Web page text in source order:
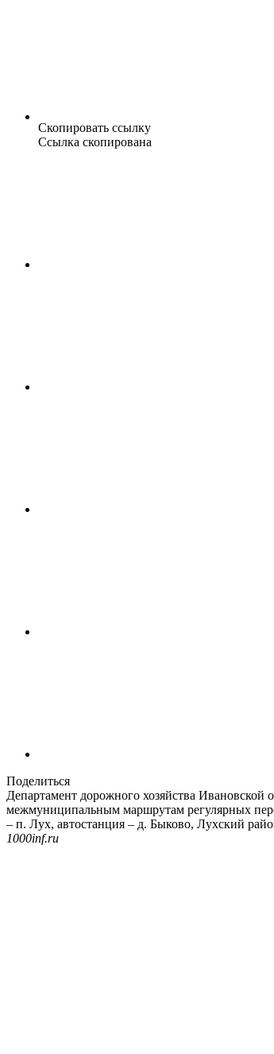
Скопировать ссылку
Ссылка скопирована
Поделиться
Департамент дорожного хозяйства Ивановской
межмуниципальным маршрутам регулярных
– п. Лух, автостанция – д. Быково, Лухский
1000inf.ru